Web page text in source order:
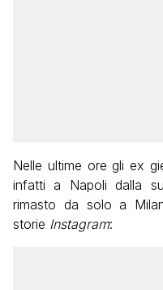
Nelle ultime ore gli ex
infatti a Napoli dalla
rimasto da solo a
storie Instagram: